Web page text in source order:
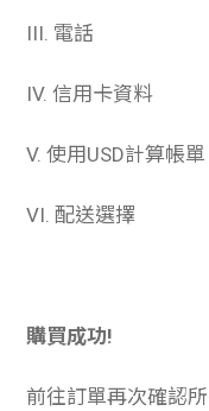
III. 電話
IV. 信用卡資料
V. 使用USD計算帳單
VI. 配送選擇
購買成功!
前往訂單再次確認